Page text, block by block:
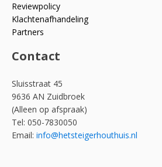
Reviewpolicy
Klachtenafhandeling
Partners
Contact
Sluisstraat 45
9636 AN Zuidbroek
(Alleen op afspraak)
Tel: 050-7830050
Email: info@hetsteigerhouthuis.nl